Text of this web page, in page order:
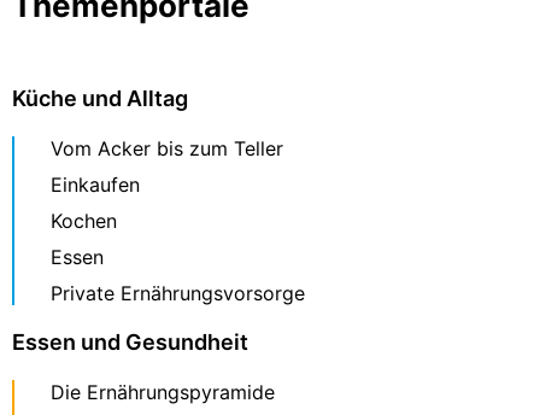
Küche und Alltag
Vom Acker bis zum Teller
Einkaufen
Kochen
Essen
Private Ernährungsvorsorge
Essen und Gesundheit
Die Ernährungspyramide